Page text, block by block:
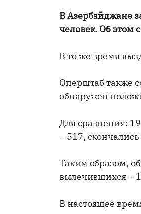
В Азербайджане
человек. Об этом
В то же время
Оперштаб также
обнаружен
Для сравнения:
– 517, скончались
Таким образом,
вылечившихся –
В настоящее